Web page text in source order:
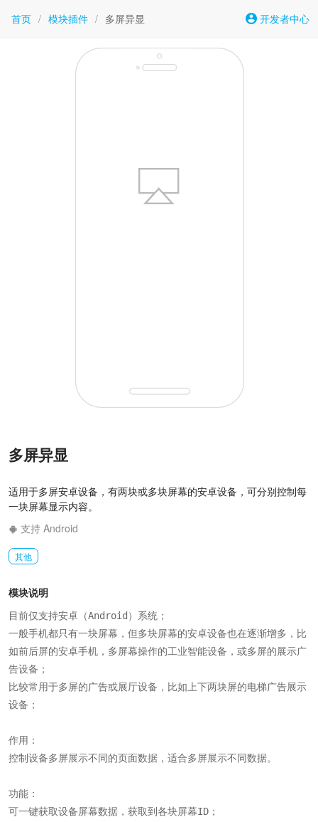
首页 / 模块插件 / 多屏异显 开发者中心
多屏异显
适用于多屏安卓设备，有两块或多块屏幕的安卓设备，可分别控制每
一块屏幕显示内容。
支持 Android
其他
模块说明
目前仅支持安卓（Android）系统；
一般手机都只有一块屏幕，但多块屏幕的安卓设备也在逐渐增多，比
如前后屏的安卓手机，多屏幕操作的工业智能设备，或多屏的展示广
告设备；
比较常用于多屏的广告或展厅设备，比如上下两块屏的电梯广告展示
设备；
作用：
控制设备多屏展示不同的页面数据，适合多屏展示不同数据。
功能：
可一键获取设备屏幕数据，获取到各块屏幕ID；